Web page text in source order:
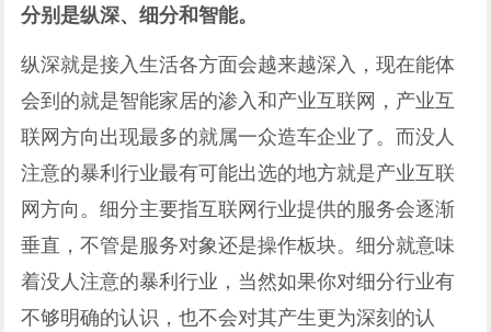
分别是纵深、细分和智能。
纵深就是接入生活各方面会越来越深入，现在能体
会到的就是智能家居的渗入和产业互联网，产业互
联网方向出现最多的就属一众造车企业了。而没人
注意的暴利行业最有可能出选的地方就是产业互联
网方向。细分主要指互联网行业提供的服务会逐渐
垂直，不管是服务对象还是操作板块。细分就意味
着没人注意的暴利行业，当然如果你对细分行业有
不够明确的认识，也不会对其产生更为深刻的认